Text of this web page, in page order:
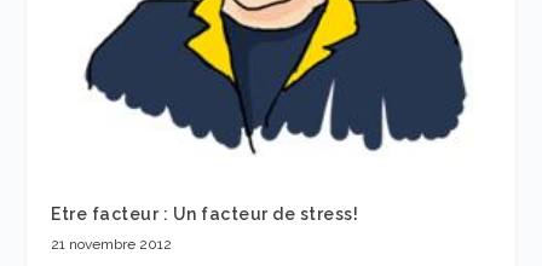
Etre facteur : Un facteur de stress!
21 novembre 2012